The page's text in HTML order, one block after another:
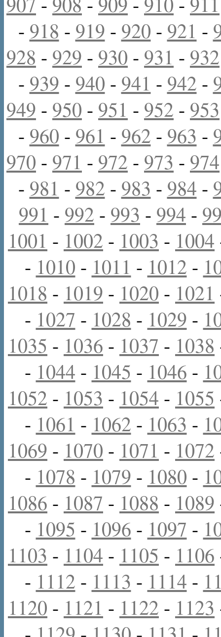
- 918 - 919 - 920 - 921 -
928 - 929 - 930 - 931 - 932
- 939 - 940 - 941 - 942 -
949 - 950 - 951 - 952 - 953
- 960 - 961 - 962 - 963 -
970 - 971 - 972 - 973 - 974
- 981 - 982 - 983 - 984 -
991 - 992 - 993 - 994 -
1001 - 1002 - 1003 - 1004
- 1010 - 1011 - 1012 -
1018 - 1019 - 1020 - 1021
- 1027 - 1028 - 1029 -
1035 - 1036 - 1037 - 1038
- 1044 - 1045 - 1046 -
1052 - 1053 - 1054 - 1055
- 1061 - 1062 - 1063 -
1069 - 1070 - 1071 - 1072
- 1078 - 1079 - 1080 -
1086 - 1087 - 1088 - 1089
- 1095 - 1096 - 1097 -
1103 - 1104 - 1105 - 1106
- 1112 - 1113 - 1114 -
1120 - 1121 - 1122 - 1123